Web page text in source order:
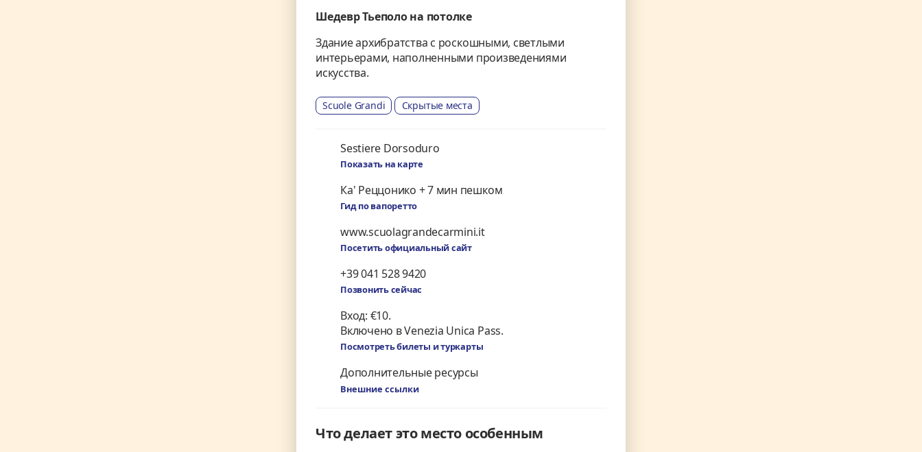
Шедевр Тьеполо на потолке
Здание архибратства с роскошными, светлыми
интерьерами, наполненными произведениями
искусства.
Scuole Grandi Скрытые места
Sestiere Dorsoduro
Показать на карте
Ка' Реццонико + 7 мин пешком
Гид по вапоретто
www.scuolagrandecarmini.it
Посетить официальный сайт
+39 041 528 9420
Позвонить сейчас
Вход: €10.
Включено в Venezia Unica Pass.
Посмотреть билеты и туркарты
Дополнительные ресурсы
Внешние ссылки
Что делает это место особенным